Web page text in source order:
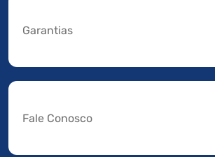
Garantias
Fale Conosco